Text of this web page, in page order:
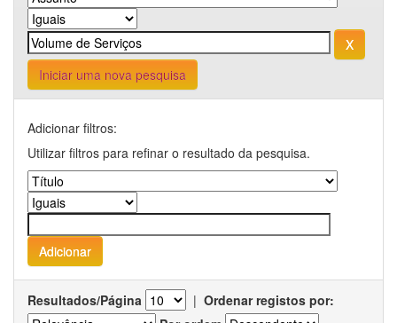
Iniciar uma nova pesquisa
Adicionar filtros:
Utilizar filtros para refinar o resultado da pesquisa.
Resultados/Página | Ordenar registos por: